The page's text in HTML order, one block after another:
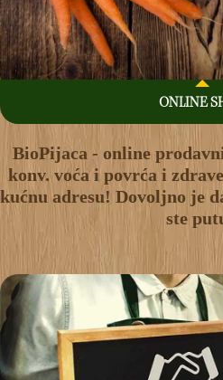
ONLINE
BioPijaca - online
konv. voća i povrća i
kućnu adresu! Dovoljno je
ste